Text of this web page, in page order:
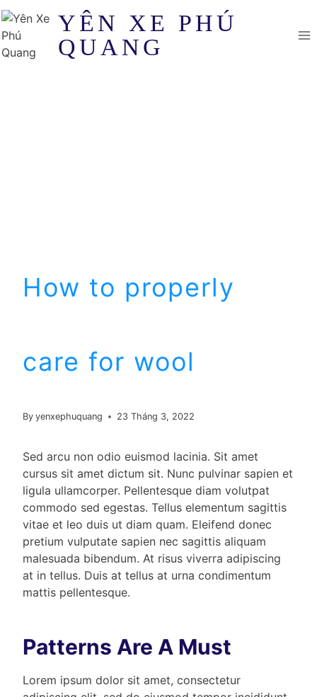
Skip
to
content
YÊN XE PHÚ
QUANG
How to properly
care for wool
By yenxephuquang 23 Tháng 3, 2022
Sed arcu non odio euismod lacinia. Sit amet
cursus sit amet dictum sit. Nunc pulvinar sapien et
ligula ullamcorper. Pellentesque diam volutpat
commodo sed egestas. Tellus elementum sagittis
vitae et leo duis ut diam quam. Eleifend donec
pretium vulputate sapien nec sagittis aliquam
malesuada bibendum. At risus viverra adipiscing
at in tellus. Duis at tellus at urna condimentum
mattis pellentesque.
Patterns Are A Must
Lorem ipsum dolor sit amet, consectetur